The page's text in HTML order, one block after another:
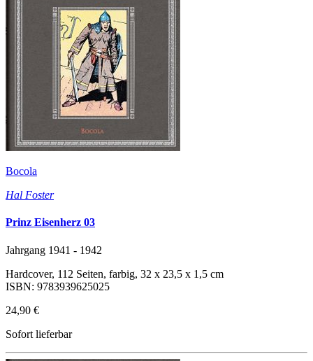
Bocola
Hal Foster
Prinz Eisenherz 03
Jahrgang 1941 - 1942
Hardcover, 112 Seiten, farbig, 32 x 23,5 x 1,5 cm
ISBN: 9783939625025
24,90 €
Sofort lieferbar